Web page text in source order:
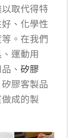
取代得特
、化學性
。 在我們
運動用
、 矽膠
矽膠客製品
成的製